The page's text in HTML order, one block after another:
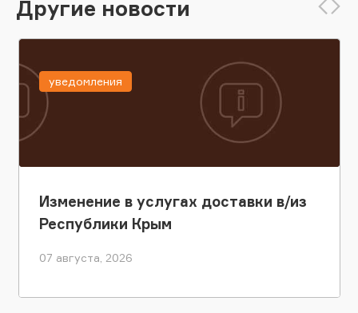
Другие новости
Изменение в услугах доставки в/из
Республики Крым
07 августа, 2026
уведомления